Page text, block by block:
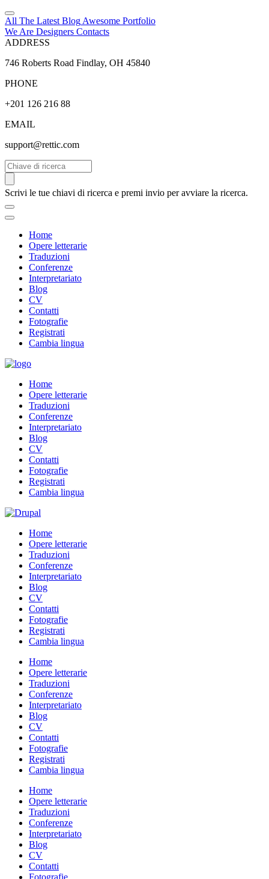
All The Latest Blog Awesome Portfolio
We Are Designers Contacts
ADDRESS
746 Roberts Road Findlay, OH 45840
PHONE
+201 126 216 88
EMAIL
support@rettic.com
Cerca
Scrivi le tue chiavi di ricerca e premi invio per avviare la ricerca.
Home
Opere letterarie
Traduzioni
Conferenze
Interpretariato
Blog
CV
Contatti
Fotografie
Registrati
Cambia lingua
Home
Opere letterarie
Traduzioni
Conferenze
Interpretariato
Blog
CV
Contatti
Fotografie
Registrati
Cambia lingua
Home
Opere letterarie
Traduzioni
Conferenze
Interpretariato
Blog
CV
Contatti
Fotografie
Registrati
Cambia lingua
Home
Opere letterarie
Traduzioni
Conferenze
Interpretariato
Blog
CV
Contatti
Fotografie
Registrati
Cambia lingua
Home
Opere letterarie
Traduzioni
Conferenze
Interpretariato
Blog
CV
Contatti
Fotografie